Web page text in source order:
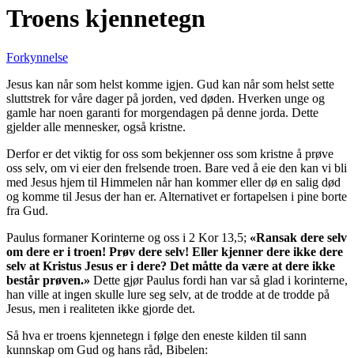
Troens kjennetegn
Forkynnelse
Jesus kan når som helst komme igjen. Gud kan når som helst sette
sluttstrek for våre dager på jorden, ved døden. Hverken unge og
gamle har noen garanti for morgendagen på denne jorda. Dette
gjelder alle mennesker, også kristne.
Derfor er det viktig for oss som bekjenner oss som kristne å prøve
oss selv, om vi eier den frelsende troen. Bare ved å eie den kan vi bli
med Jesus hjem til Himmelen når han kommer eller dø en salig død
og komme til Jesus der han er. Alternativet er fortapelsen i pine borte
fra Gud.
Paulus formaner Korinterne og oss i 2 Kor 13,5; «Ransak dere selv
om dere er i troen! Prøv dere selv! Eller kjenner dere ikke dere
selv at Kristus Jesus er i dere? Det måtte da være at dere ikke
består prøven.» Dette gjør Paulus fordi han var så glad i korinterne,
han ville at ingen skulle lure seg selv, at de trodde at de trodde på
Jesus, men i realiteten ikke gjorde det.
Så hva er troens kjennetegn i følge den eneste kilden til sann
kunnskap om Gud og hans råd, Bibelen: